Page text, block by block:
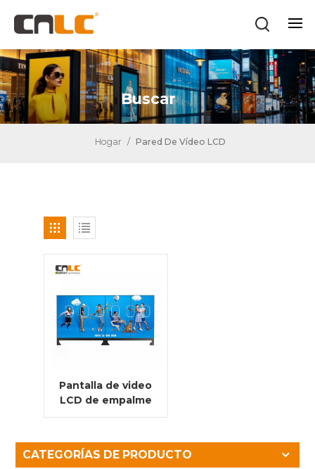
Buscar
Hogar / Pared De Vídeo LCD
Pantalla de video
LCD de empalme
continuo de alta
CATEGORÍAS DE PRODUCTO